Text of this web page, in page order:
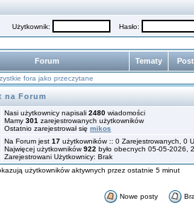
Użytkownik: Hasło:
Forum Tematy
fora jako przeczytane
na Forum
Nasi użytkownicy napisali 2480 wiadomości
Mamy 301 zarejestrowanych użytkowników
Ostatnio zarejestrował się mikos
Na Forum jest 17 użytkowników :: 0 Zarejestrowanych, 0
Najwięcej użytkowników922 było obecnych 05-05-2026,
Zarejestrowani Użytkownicy: Brak
użytkowników aktywnych przez ostatnie 5 minut
Nowe posty